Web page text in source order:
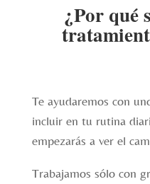
¿Por qué
Te ayudaremos con
incluir en tu rutina
empezarás a ver el
Trabajamos sólo con